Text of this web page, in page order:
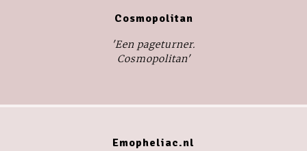
Cosmopolitan
'Een pageturner.
Cosmopolitan'
Emopheliac.nl